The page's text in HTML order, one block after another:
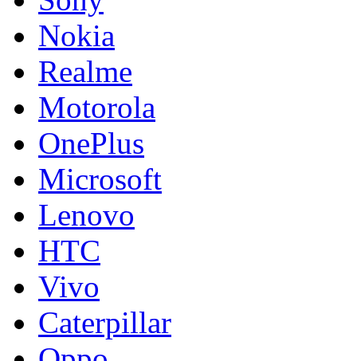
Nokia
Realme
Motorola
OnePlus
Microsoft
Lenovo
HTC
Vivo
Caterpillar